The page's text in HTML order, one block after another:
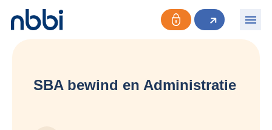
SBA bewind en Administratie